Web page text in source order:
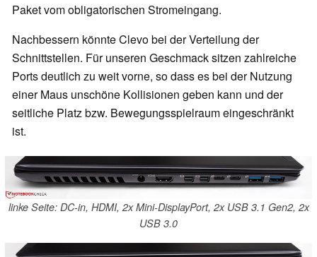
Paket vom obligatorischen Stromeingang.
Nachbessern könnte Clevo bei der Verteilung der
Schnittstellen. Für unseren Geschmack sitzen zahlreiche
Ports deutlich zu weit vorne, so dass es bei der Nutzung
einer Maus unschöne Kollisionen geben kann und der
seitliche Platz bzw. Bewegungsspielraum eingeschränkt
ist.
linke Seite: DC-in, HDMI, 2x Mini-DisplayPort, 2x USB 3.1 Gen2, 2x
USB 3.0